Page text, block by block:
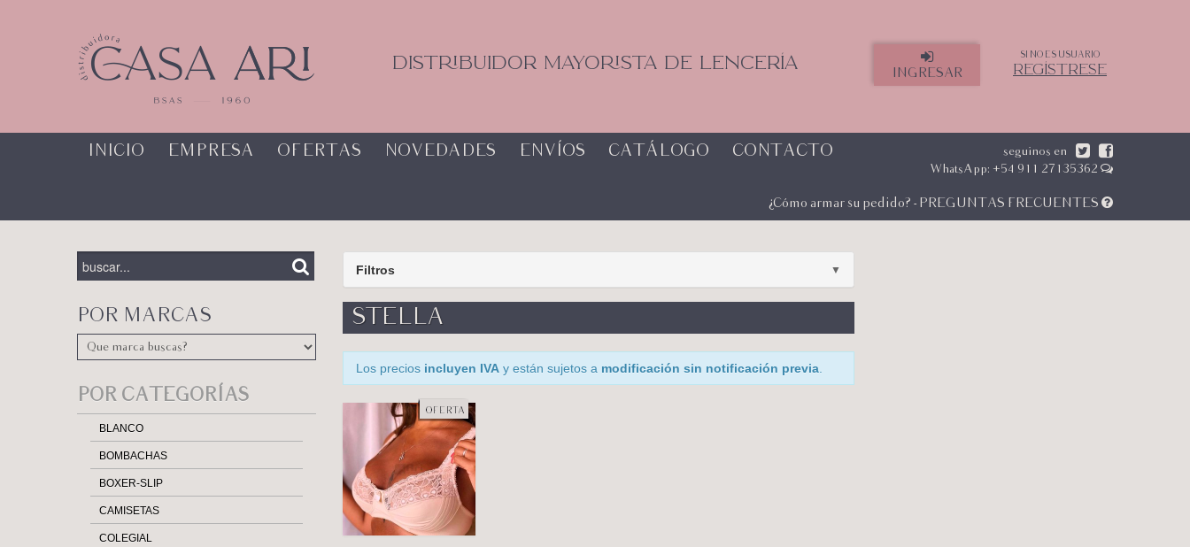
Casa Ari>
DISTRIBUIDOR MAYORISTA DE LENCERÍA
INGRESAR
SI NO ES USUARIO
REGÍSTRESE
INICIO EMPRESA OFERTAS NOVEDADES ENVÍOS CATÁLOGO CONTACTO
seguinos en
WhatsApp: +54 911 27135362
¿Cómo armar su pedido? - PREGUNTAS FRECUENTES
POR MARCAS
POR CATEGORÍAS
BLANCO
BOMBACHAS
BOXER-SLIP
CAMISETAS
COLEGIAL
Filtros ▼
STELLA
Los precios incluyen IVA y están sujetos a modificación sin notificación previa.